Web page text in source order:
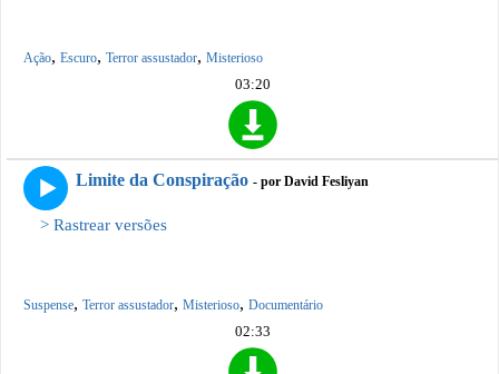
Ação, Escuro, Terror assustador, Misterioso
03:20
Limite da Conspiração - por David Fesliyan
> Rastrear versões
Suspense, Terror assustador, Misterioso, Documentário
02:33